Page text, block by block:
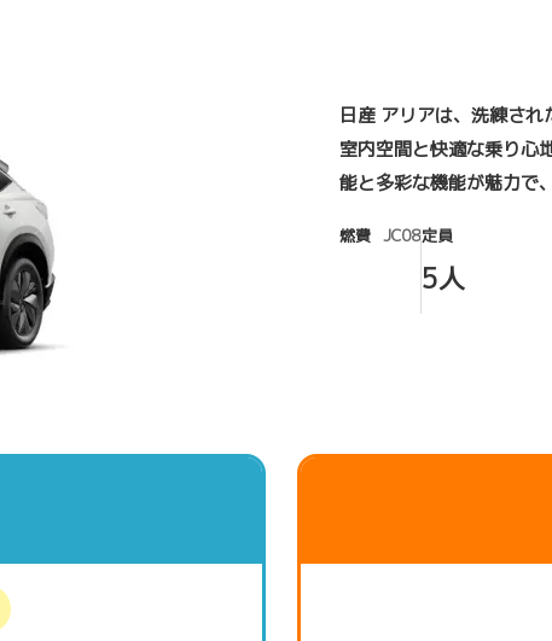
日産 アリアは、洗練さ
室内空間と快適な乗り心
能と多彩な機能が魅力で
燃費 JC08定員
5人